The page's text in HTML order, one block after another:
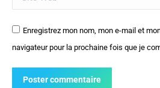
Enregistrez mon nom, mon e-mail et
navigateur pour la prochaine fois que je
Poster commentaire